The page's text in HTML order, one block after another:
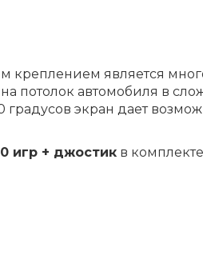
креплением является
потолок автомобиля в
экран дает
игр + джостик в